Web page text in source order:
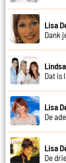
Lisa
Dank
Dat is
Lisa
De
Lisa
De